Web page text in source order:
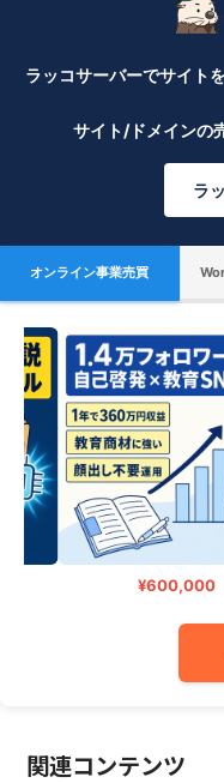
ラッコサーバーでサイト
サイト/ドメインの
ラ
オンライン事業売買
¥600,000
関連コンテンツ